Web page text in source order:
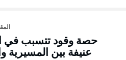
حصة وقود تتسبب في
عنيفة بين المسيرية